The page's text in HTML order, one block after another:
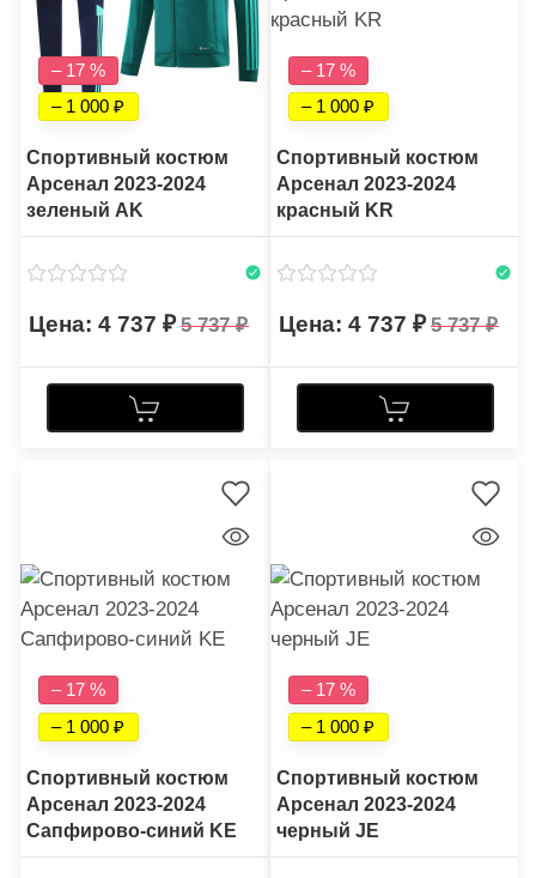
– 17 %
– 1 000
Спортивный костюм
Арсенал 2023-2024
зеленый AK
4 737 5 737
– 17 %
– 1 000
Спортивный костюм
Арсенал 2023-2024
красный KR
4 737 5 737
– 17 %
– 1 000
Спортивный костюм
Арсенал 2023-2024
Сапфирово-синий KE
– 17 %
– 1 000
Спортивный костюм
Арсенал 2023-2024
черный JE